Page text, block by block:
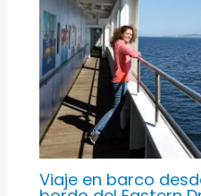
Viaje en barco